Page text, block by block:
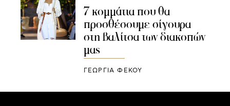
7 κομμάτια που θα
προσθέσουμε σίγουρα
στη βαλίτσα των διακοπών
μας
ΓΕΩΡΓΙΑ ΦΕΚΟΥ